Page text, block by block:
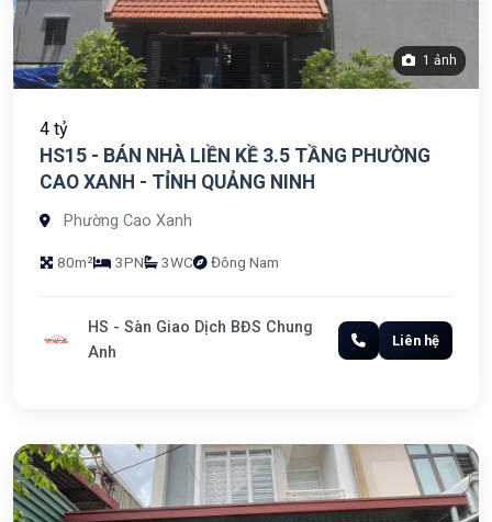
1 ảnh
4 tỷ
HS15 - BÁN NHÀ LIỀN KỀ 3.5 TẦNG PHƯỜNG
CAO XANH - TỈNH QUẢNG NINH
Phường Cao Xanh
80m² 3PN 3WC Đông Nam
HS - Sàn Giao Dịch BĐS Chung
Anh
Liên hệ